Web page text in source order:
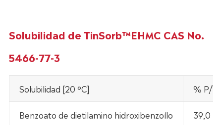
Solubilidad de TinSorb™EHMC CAS No.
5466-77-3
Solubilidad [20 °C] % P/W
Benzoato de dietilamino hidroxibenzoílo 39,0